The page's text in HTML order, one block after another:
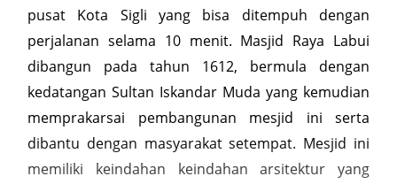
pusat Kota Sigli yang bisa ditempuh dengan
perjalanan selama 10 menit. Masjid Raya Labui
dibangun pada tahun 1612, bermula dengan
kedatangan Sultan Iskandar Muda yang kemudian
memprakarsai pembangunan mesjid ini serta
dibantu dengan masyarakat setempat. Mesjid ini
memiliki keindahan keindahan arsitektur yang